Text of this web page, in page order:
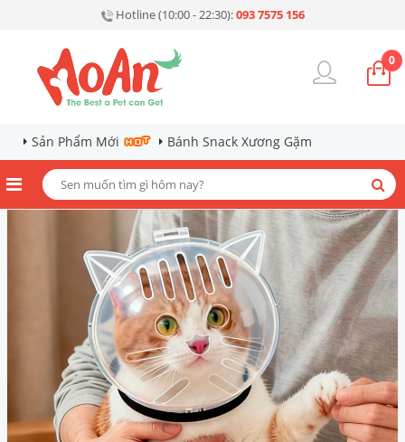
Hotline (10:00 - 22:30):093 7575 156
0
Sản Phẩm Mới Bánh Snack Xương Gặm